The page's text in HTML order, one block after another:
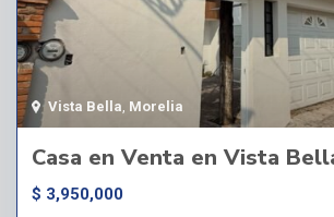
Vista Bella Morelia
Casa en Venta en Vista
$ 3,950,000